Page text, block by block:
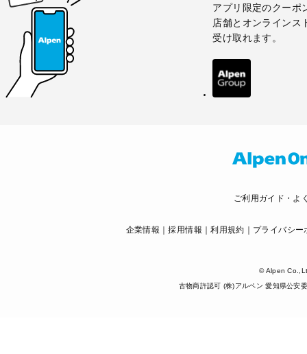
アプリ限定のクーポ
店舗とオンラインス
受け取れます。
ご利用ガイド・よ
企業情報 採用情報 利用規約 プライバシー
© Alpen
古物商許認可 (株)アルペン 愛知県公